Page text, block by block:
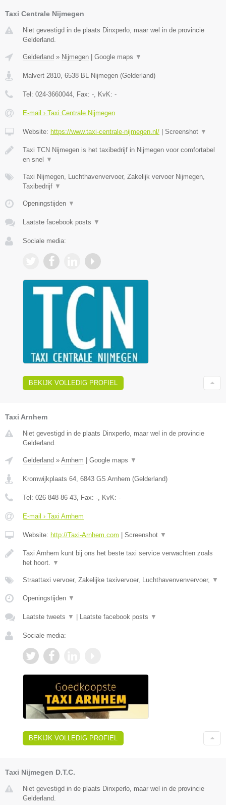
Taxi Centrale Nijmegen
Niet gevestigd in de plaats Dinxperlo, maar wel in de provincie
Gelderland.
Gelderland » Nijmegen Google maps ▼
Malvert 2810, 6538 BL Nijmegen (Gelderland)
Tel: 024-3660044, Fax: -, KvK: -
E-mail › Taxi Centrale Nijmegen
Website: https://www.taxi-centrale-nijmegen.nl/ Screenshot ▼
Taxi TCN Nijmegen is het taxibedrijf in Nijmegen voor comfortabel
en snel
▼
Taxi Nijmegen, Luchthavenvervoer, Zakelijk vervoer Nijmegen,
Taxibedrijf ▼
Openingstijden ▼
Laatste facebook posts ▼
Sociale media:
BEKIJK VOLLEDIG PROFIEL
Taxi Arnhem
Niet gevestigd in de plaats Dinxperlo, maar wel in de provincie
Gelderland.
Gelderland » Arnhem Google maps ▼
Kromwijkplaats 64 6843 GS Arnhem (Gelderland)
Tel: 026 848 86 43 , Fax: - , KvK: -
E-mail › Taxi Arnhem
Website: http://Taxi-Arnhem.com Screenshot ▼
Taxi Arnhem kunt bij ons het beste taxi service verwachten zoals
het hoort.
▼
Straattaxi vervoer, Zakelijke taxivervoer, Luchthavenvenvervoer, ▼
Openingstijden ▼
Laatste tweets ▼ Laatste facebook posts ▼
Sociale media:
BEKIJK VOLLEDIG PROFIEL
Taxi Nijmegen D.T.C.
Niet gevestigd in de plaats Dinxperlo, maar wel in de provincie
Gelderland.